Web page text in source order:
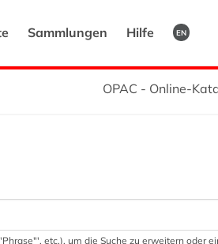
Sammlungen Hilfe EN
OPAC - Online-
etc.), um die Suche zu erweitern oder